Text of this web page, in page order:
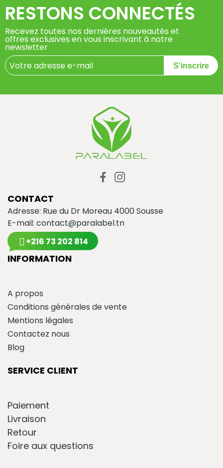
RESTONS CONNECTÉS
Recevez toutes nos dernières nouveautés et
offres exclusives en vous inscrivant à notre
newsletter
S'inscrire
CONTACT
Adresse: Rue du Dr Moreau 4000 Sousse
E-mail: contact@paralabel.tn
+216 73 202 814
INFORMATION
A propos
Conditions générales de vente
Mentions légales
Contactez nous
Blog
SERVICE CLIENT
Paiement
Livraison
Retour
Foire aux questions